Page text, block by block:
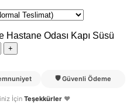
Odası Kapı Süsü
🛡️ Güvenli Ödeme
İçin Teşekkürler❤️